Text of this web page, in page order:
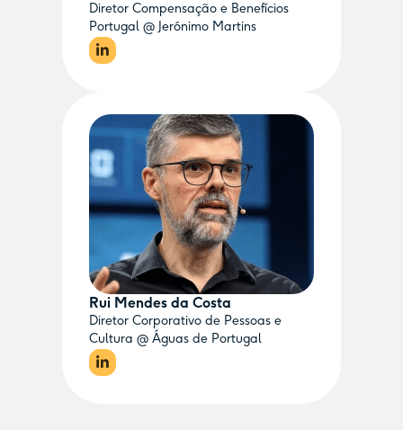
Diretor Compensação e Benefícios
Portugal @ Jerónimo Martins
Rui Mendes da Costa
Diretor Corporativo de Pessoas e
Cultura @ Águas de Portugal